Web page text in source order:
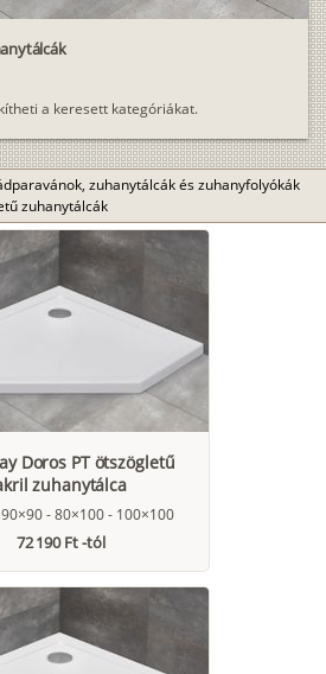
a keresett kategóriákat.
zuhanytálcák és zuhanyfolyókák
zuhanytálcák
Doros PT ötszögletű
zuhanytálca
- 80×100 - 100×100
72 190 Ft -tól